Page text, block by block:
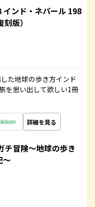
インド・ネパール 198
版）
た地球の歩き方インド
を思い出して欲しい1冊
詳細を見る
チ冒険～地球の歩き
～